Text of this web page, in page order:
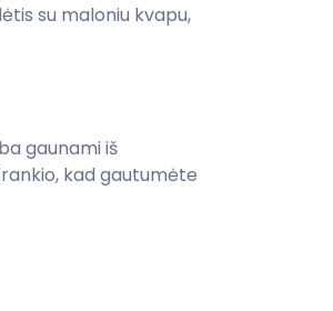
su maloniu kvapu,
gaunami iš
kad gautumėte